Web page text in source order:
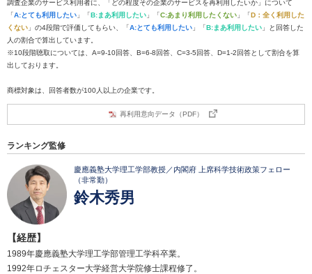
調査企業のサービス利用者に、「どの程度その企業のサービスを再利用したいか」について
「A:とても利用したい 」「B:まあ利用したい 」「C:あまり利用したくない 」「D：全く利用した
くない 」の4段階で評価してもらい、「A:とても利用したい 」「B:まあ利用したい 」と回答した
人の割合で算出しています。
※10段階聴取については、A=9-10回答、B=6-8回答、C=3-5回答、D=1-2回答として割合を算
出しております。
商標対象は、回答者数が100人以上の企業です。
再利用意向データ（PDF）
ランキング監修
慶應義塾大学理工学部教授／内閣府 上席科学技術政策フェロー
（非常勤）
鈴木秀男
【経歴】
1989年慶應義塾大学理工学部管理工学科卒業。
1992年ロチェスター大学経営大学院修士課程修了。